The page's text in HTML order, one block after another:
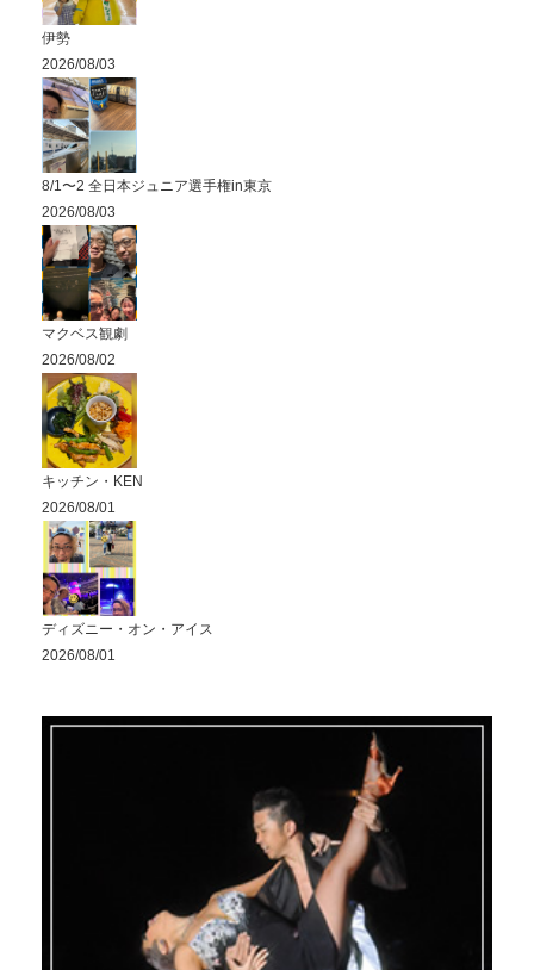
伊勢
2026/08/03
8/1〜2 全日本ジュニア選手権in東京
2026/08/03
マクベス観劇
2026/08/02
キッチン・KEN
2026/08/01
ディズニー・オン・アイス
2026/08/01